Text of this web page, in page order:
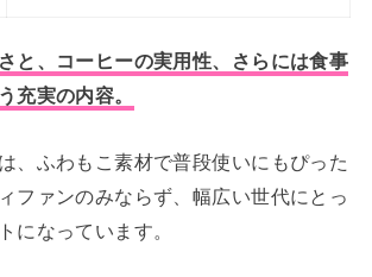
と、コーヒーの実用性、さらには食事
充実の内容。
、ふわもこ素材で普段使いにもぴった
ファンのみならず、幅広い世代にとっ
になっています。